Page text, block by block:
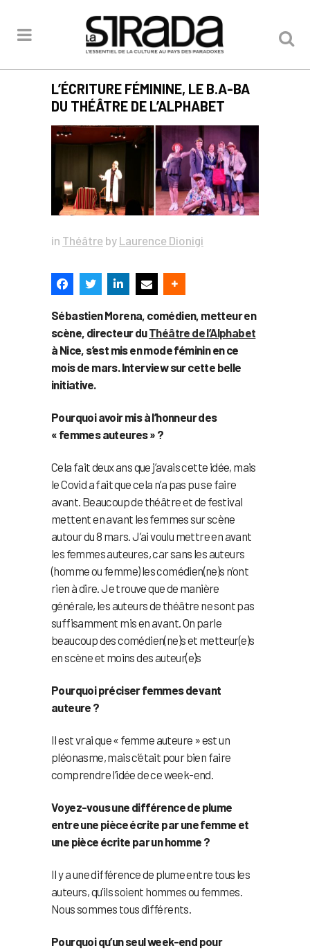
L’ÉCRITURE FÉMININE, LE B.A-BA
DU THÉÂTRE DE L’ALPHABET
in Théâtre by Laurence Dionigi
Sébastien Morena, comédien, metteur en
scène, directeur duThéâtre de l’Alphabet
à Nice, s’est mis en mode féminin en ce
mois de mars. Interview sur cette belle
initiative.
Pourquoi avoir mis à l’honneur des
« femmes auteures » ?
Cela fait deux ans que j’avais cette idée, mais
le Covid a fait que cela n’a pas pu se faire
avant. Beaucoup de théâtre et de festival
mettent en avant les femmes sur scène
autour du 8 mars. J’ai voulu mettre en avant
les femmes auteures, car sans les auteurs
(homme ou femme) les comédien(ne)s n’ont
rien à dire. Je trouve que de manière
générale, les auteurs de théâtre ne sont pas
suffisamment mis en avant. On parle
beaucoup des comédien(ne)s et metteur(e)s
en scène et moins des auteur(e)s
Pourquoi préciser femmes devant
auteure ?
Il est vrai que « femme auteure » est un
pléonasme, mais c’était pour bien faire
comprendre l’idée de ce week-end.
Voyez-vous une différence de plume
entre une pièce écrite par une femme et
une pièce écrite par un homme ?
Il y a une différence de plume entre tous les
auteurs, qu’ils soient hommes ou femmes.
Nous sommes tous différents.
Pourquoi qu’un seul week-end pour